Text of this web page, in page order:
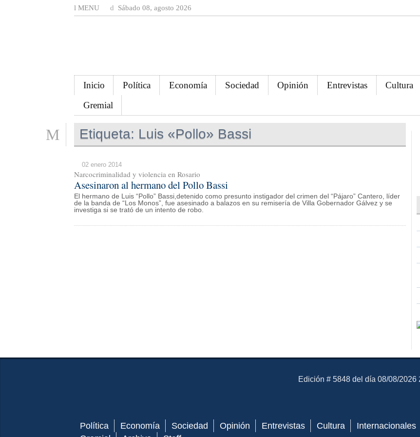
MENU Sábado 08, agosto 2026
Inicio Política Economía Sociedad Opinión Entrevistas Cultura
Gremial
Etiqueta: Luis «Pollo» Bassi
02 enero 2014
Narcocriminalidad y violencia en Rosario
Asesinaron al hermano del Pollo Bassi
El hermano de Luis “Pollo” Bassi,detenido como presunto instigador del crimen del “Pájaro” Cantero, líder
de la banda de “Los Monos”, fue asesinado a balazos en su remisería de Villa Gobernador Gálvez y se
investiga si se trató de un intento de robo.
El Mensajero Diario
Edición # 5848 del día 08/08/2026
Política Economía Sociedad Opinión Entrevistas Cultura Internacionales